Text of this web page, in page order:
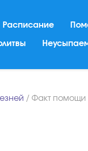
Расписание
/ Факт помощи